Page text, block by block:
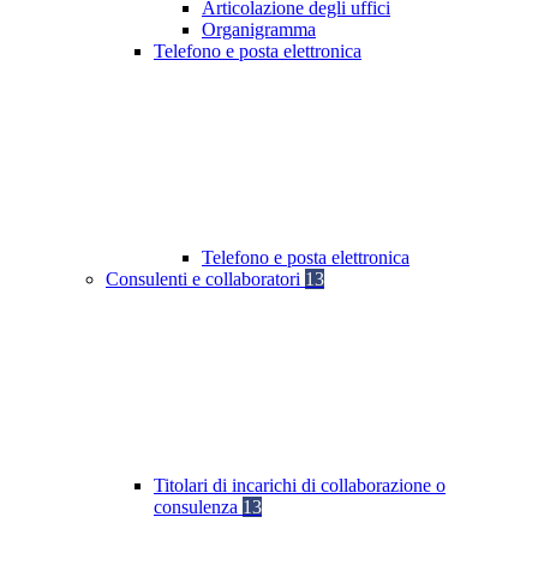
Articolazione degli uffici
Organigramma
Telefono e posta elettronica
Telefono e posta elettronica
Consulenti e collaboratori 13
Titolari di incarichi di collaborazione o
consulenza 13